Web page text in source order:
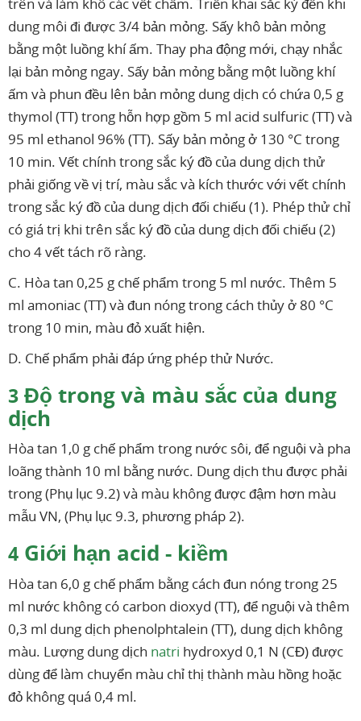
dung môi đi được 3/4 bản mỏng. Sấy khô bản mỏng
bằng một luồng khí ấm. Thay pha động mới, chạy nhắc
lại bản mỏng ngay. Sấy bản mỏng bằng một luồng khí
ấm và phun đều lên bản mỏng dung dịch có chứa 0,5 g
thymol (TT) trong hỗn hợp gồm 5 ml acid sulfuric (TT) và
95 ml ethanol 96% (TT). Sấy bản mỏng ở 130 °C trong
10 min. Vết chính trong sắc ký đồ của dung dịch thử
phải giống về vị trí, màu sắc và kích thước với vết chính
trong sắc ký đồ của dung dịch đối chiếu (1). Phép thử chỉ
có giá trị khi trên sắc ký đồ của dung dịch đối chiếu (2)
cho 4 vết tách rõ ràng.
C. Hòa tan 0,25 g chế phẩm trong 5 ml nước. Thêm 5
ml amoniac (TT) và đun nóng trong cách thủy ở 80 °C
trong 10 min, màu đỏ xuất hiện.
D. Chế phẩm phải đáp ứng phép thử Nước.
3 Độ trong và màu sắc của dung
dịch
Hòa tan 1,0 g chế phẩm trong nước sôi, để nguội và pha
loãng thành 10 ml bằng nước. Dung dịch thu được phải
trong (Phụ lục 9.2) và màu không được đậm hơn màu
mẫu VN, (Phụ lục 9.3, phương pháp 2).
4 Giới hạn acid - kiềm
Hòa tan 6,0 g chế phẩm bằng cách đun nóng trong 25
ml nước không có carbon dioxyd (TT), để nguội và thêm
0,3 ml dung dịch phenolphtalein (TT), dung dịch không
màu. Lượng dung dịch natri hydroxyd 0,1 N (CĐ) được
dùng để làm chuyển màu chỉ thị thành màu hồng hoặc
đỏ không quá 0,4 ml.